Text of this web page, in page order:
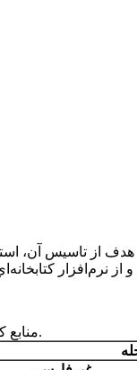
حج و زيارت، ايجاد
منابع کتابخانه شامل کتاب‌هاي عربي، فارسي، لاتين و مجلات می‌باشد.